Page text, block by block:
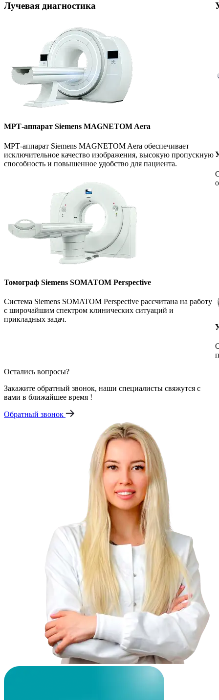
Лучевая диагностика
МРТ-аппарат Siemens MAGNETOM Aera
МРТ-аппарат Siemens MAGNETOM Aera обеспечивает
исключительное качество изображения, высокую пропускную
способность и повышенное удобство для пациента.
Томограф Siemens SOMATOM Perspective
Система Siemens SOMATOM Perspective рассчитана на работу
с широчайшим спектром клинических ситуаций и
прикладных задач.
Остались вопросы?
Закажите обратный звонок, наши специалисты свяжутся с
вами в ближайшее время !
Обратный звонок